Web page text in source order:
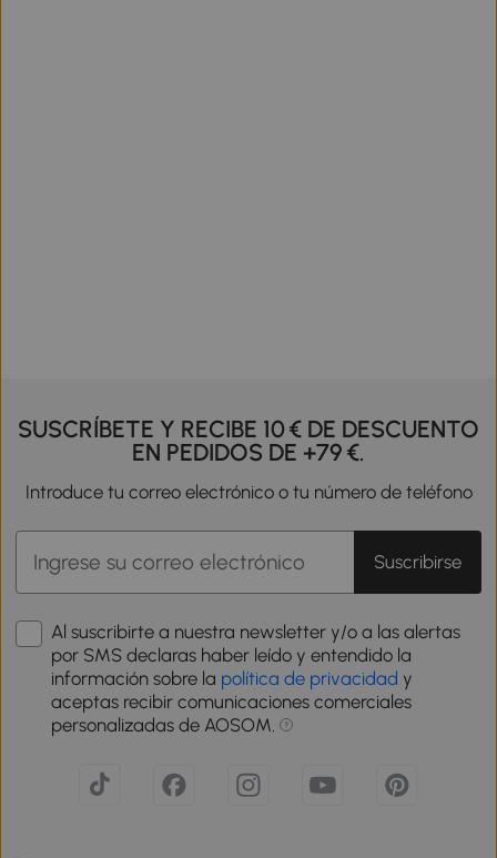
SUSCRÍBETE Y RECIBE 10 € DE DESCUENTO
EN PEDIDOS DE +79 €.
Introduce tu correo electrónico o tu número de teléfono
Suscribirse
Al suscribirte a nuestra newsletter y/o a las alertas
por SMS declaras haber leído y entendido la
información sobre la política de privacidad y
aceptas recibir comunicaciones comerciales
personalizadas de AOSOM.